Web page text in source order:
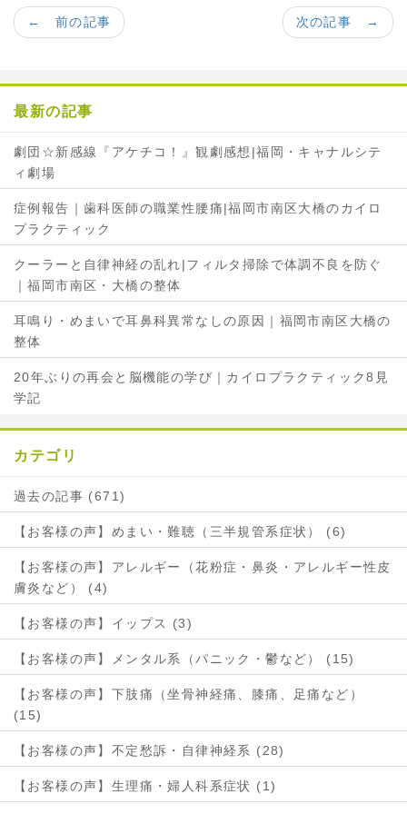
c
e
o
k
シ
ェ
i
t
r
で
ェ
次の記事 →
← 前の記事
最新の記事
劇団☆新感線『アケチコ！』観劇感想|福岡・キャナルシテ
ィ劇場
症例報告｜歯科医師の職業性腰痛|福岡市南区大橋のカイロ
プラクティック
クーラーと自律神経の乱れ|フィルタ掃除で体調不良を防ぐ
｜福岡市南区・大橋の整体
耳鳴り・めまいで耳鼻科異常なしの原因｜福岡市南区大橋の
整体
20年ぶりの再会と脳機能の学び｜カイロプラクティック8見
学記
カテゴリ
過去の記事 (671)
【お客様の声】めまい・難聴（三半規管系症状） (6)
【お客様の声】アレルギー（花粉症・鼻炎・アレルギー性皮
膚炎など） (4)
【お客様の声】イップス (3)
【お客様の声】メンタル系（パニック・鬱など） (15)
【お客様の声】下肢痛（坐骨神経痛、膝痛、足痛など）
(15)
【お客様の声】不定愁訴・自律神経系 (28)
【お客様の声】生理痛・婦人科系症状 (1)